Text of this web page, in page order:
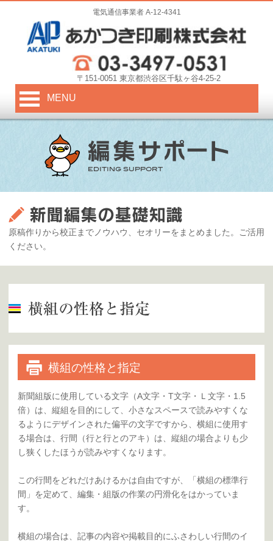
電気通信事業者 A-12-4341
〒151-0051 東京都渋谷区千駄ヶ谷4-25-2
MENU
原稿作りから校正までノウハウ、セオリーをまとめました。ご活用
ください。
横組の性格と指定
新聞組版に使用している文字（A文字・T文字・Ｌ文字・1.5
倍）は、縦組を目的にして、小さなスペースで読みやすくな
るようにデザインされた偏平の文字ですから、横組に使用す
る場合は、行間（行と行とのアキ）は、縦組の場合よりも少
し狭くしたほうが読みやすくなります。
この行間をどれだけあけるかは自由ですが、「横組の標準行
間」を定めて、編集・組版の作業の円滑化をはかっていま
す。
横組の場合は、記事の内容や掲載目的にふさわしい行間のイ